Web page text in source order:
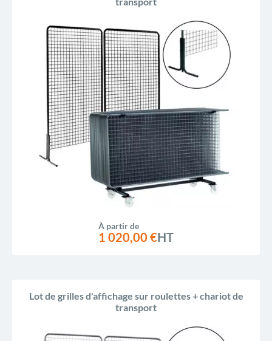
À partir de
1 020,00 €HT
Lot de grilles d'affichage sur roulettes + chariot de
transport